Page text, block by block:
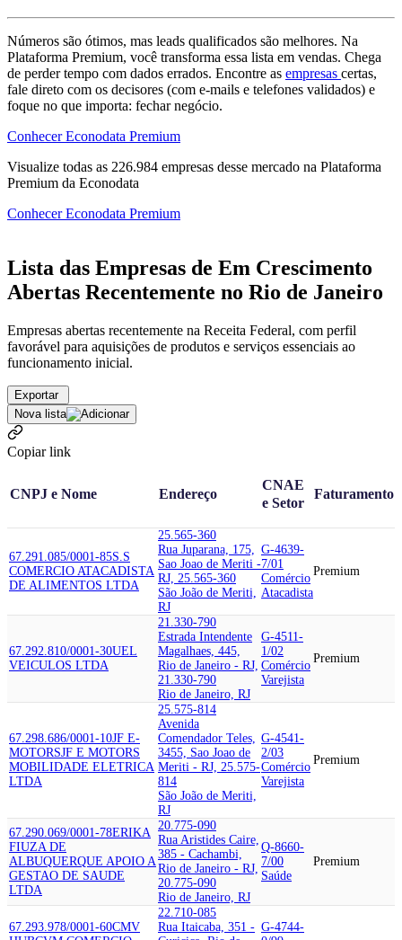
Números são ótimos, mas leads qualificados são melhores. Na
Plataforma Premium, você transforma essa lista em vendas. Chega
de perder tempo com dados errados. Encontre as empresas certas,
fale direto com os decisores (com e-mails e telefones validados) e
foque no que importa: fechar negócio.
Conhecer Econodata Premium
Visualize todas as 226.984 empresas desse mercado na Plataforma
Premium da Econodata
Conhecer Econodata Premium
Lista das Empresas de Em Crescimento
Abertas Recentemente no Rio de Janeiro
Empresas abertas recentemente na Receita Federal, com perfil
favorável para aquisições de produtos e serviços essenciais ao
funcionamento inicial.
Exportar
Nova lista
Copiar link
CNPJ e Nome Endereço
CNAE
e Setor
Faturamento
67.291.085/0001-85S.S
COMERCIO ATACADISTA
DE ALIMENTOS LTDA
25.565-360
Rua Juparana, 175,
Sao Joao de Meriti -
RJ, 25.565-360
São João de Meriti,
RJ
G-4639-
7/01
Comércio
Atacadista
Premium
67.292.810/0001-30UEL
VEICULOS LTDA
21.330-790
Estrada Intendente
Magalhaes, 445,
Rio de Janeiro - RJ,
21.330-790
Rio de Janeiro, RJ
G-4511-
1/02
Comércio
Varejista
Premium
67.298.686/0001-10JF E-
MOTORSJF E MOTORS
MOBILIDADE ELETRICA
LTDA
25.575-814
Avenida
Comendador Teles,
3455, Sao Joao de
Meriti - RJ, 25.575-
814
São João de Meriti,
RJ
G-4541-
2/03
Comércio
Varejista
Premium
67.290.069/0001-78ERIKA
FIUZA DE
ALBUQUERQUE APOIO A
GESTAO DE SAUDE
LTDA
20.775-090
Rua Aristides Caire,
385 - Cachambi,
Rio de Janeiro - RJ,
20.775-090
Rio de Janeiro, RJ
Q-8660-
7/00
Saúde
Premium
67.293.978/0001-60CMV
22.710-085
Rua Itaicaba, 351 - G-4744-